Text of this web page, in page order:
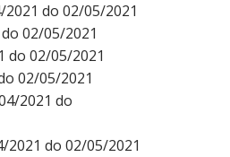
do 02/05/2021
02/05/2021
do 02/05/2021
02/05/2021
2021 do
2021 do 02/05/2021